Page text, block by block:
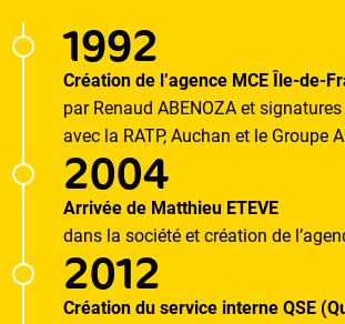
1992
Création de l’agence MCE Île-de-
par Renaud ABENOZA et
avec la RATP, Auchan et le Groupe
2004
Arrivée de Matthieu ETEVE
dans la société et création de
2012
Création du service interne QSE